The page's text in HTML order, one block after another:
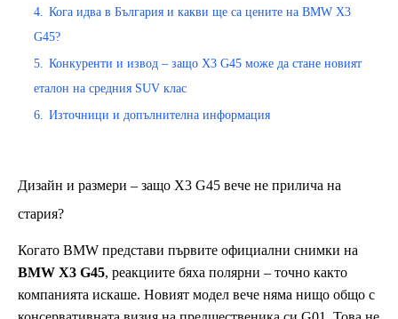
4.
Кога идва в България и какви ще са цените на BMW X3
G45?
5.
Конкуренти и извод – защо X3 G45 може да стане новият
еталон на средния SUV клас
6.
Източници и допълнителна информация
Дизайн и размери – защо X3 G45 вече не прилича на
стария?
Когато BMW представи първите официални снимки на
BMW X3 G45, реакциите бяха полярни – точно както
компанията искаше. Новият модел вече няма нищо общо с